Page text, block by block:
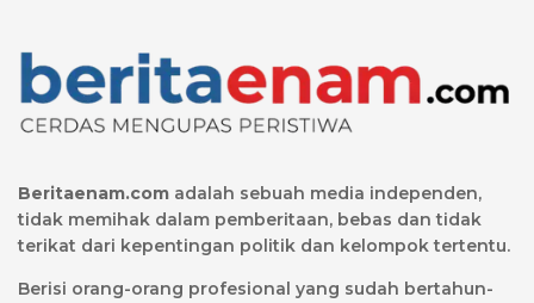
Beritaenam.com adalah sebuah media independen,
tidak memihak dalam pemberitaan, bebas dan tidak
terikat dari kepentingan politik dan kelompok tertentu.
Berisi orang-orang profesional yang sudah bertahun-